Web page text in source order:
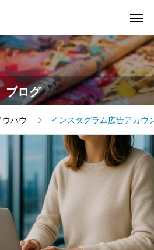
ブログ
ハウ インスタグラム広告アカウ